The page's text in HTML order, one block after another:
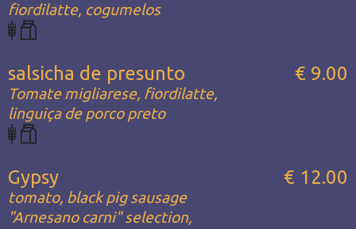
fiordilatte, cogumelos
salsicha de presunto
Tomate migliarese, fiordilatte,
linguiça de porco preto
€ 9.00
Gypsy
tomato, black pig sausage
"Arnesano carni" selection,
€ 12.00